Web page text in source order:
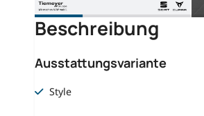
Beschreibung
Ausstattungsvariante
Style